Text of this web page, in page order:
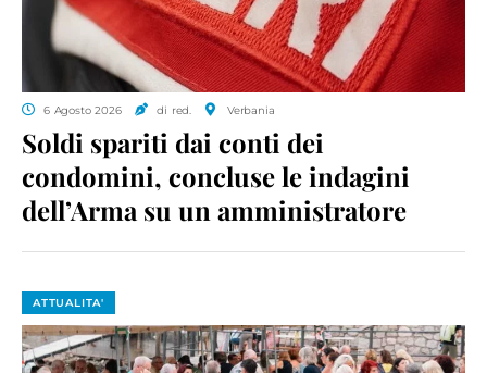
6 Agosto 2026 di red. Verbania
Soldi spariti dai conti dei
condomini, concluse le indagini
dell’Arma su un amministratore
ATTUALITA'